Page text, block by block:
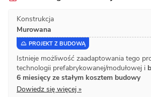
Konstrukcja
Murowana
PROJEKT Z BUDOWĄ
Istnieje możliwość zaadaptowania tego
technologii prefabrykowanej/modułowej i
6 miesięcy ze stałym kosztem budowy
Dowiedz się więcej »